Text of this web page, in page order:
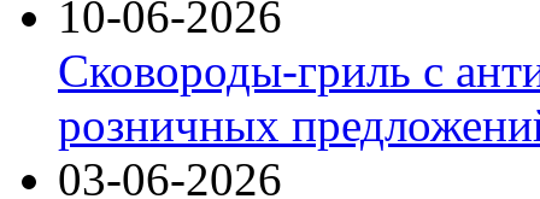
10-06-2026
Сковороды-гриль с
розничных
03-06-2026